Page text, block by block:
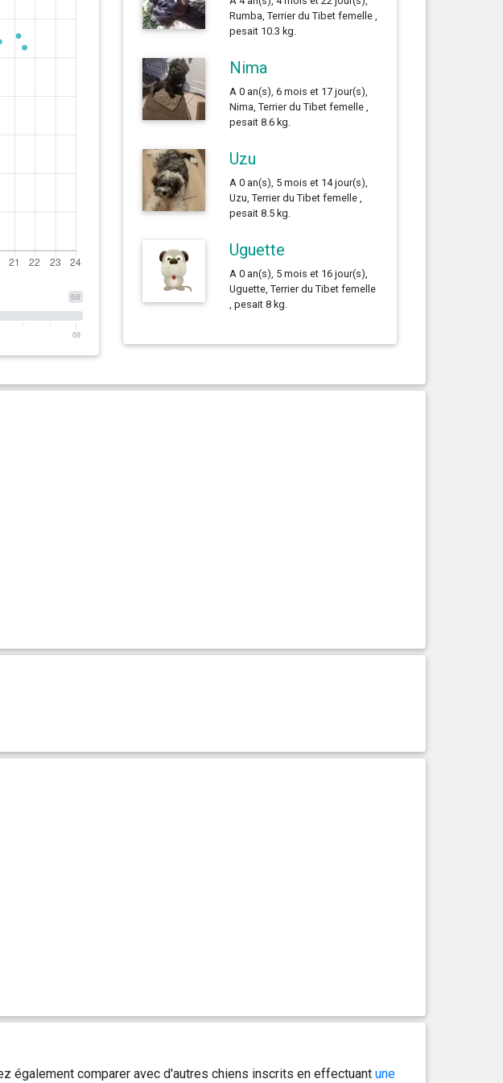
68
68
Rumba, Terrier du Tibet femelle ,
pesait 10.3 kg.
Nima
A 0 an(s), 6 mois et 17 jour(s),
Nima, Terrier du Tibet femelle ,
pesait 8.6 kg.
Uzu
A 0 an(s), 5 mois et 14 jour(s),
Uzu, Terrier du Tibet femelle ,
pesait 8.5 kg.
Uguette
A 0 an(s), 5 mois et 16 jour(s),
Uguette, Terrier du Tibet femelle
, pesait 8 kg.
également comparer avec d'autres chiens inscrits en effectuant une